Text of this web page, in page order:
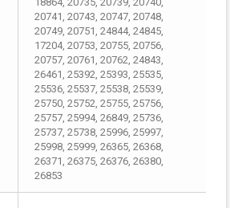
20741, 20743, 20747, 20748,
20749, 20751, 24844, 24845,
17204, 20753, 20755, 20756,
20757, 20761, 20762, 24843,
26461, 25392, 25393, 25535,
25536, 25537, 25538, 25539,
25750, 25752, 25755, 25756,
25757, 25994, 26849, 25736,
25737, 25738, 25996, 25997,
25998, 25999, 26365, 26368,
26371, 26375, 26376, 26380,
26853